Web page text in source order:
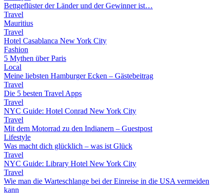
Bettgeflüster der Länder und der Gewinner ist…
Travel
Mauritius
Travel
Hotel Casablanca New York City
Fashion
5 Mythen über Paris
Local
Meine liebsten Hamburger Ecken – Gästebeitrag
Travel
Die 5 besten Travel Apps
Travel
NYC Guide: Hotel Conrad New York City
Travel
Mit dem Motorrad zu den Indianern – Guestpost
Lifestyle
Was macht dich glücklich – was ist Glück
Travel
NYC Guide: Library Hotel New York City
Travel
Wie man die Warteschlange bei der Einreise in die USA vermeiden
kann